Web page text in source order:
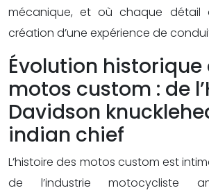
mécanique, et où chaque détail
création d’une expérience de
Évolution historique
motos custom : de
Davidson
indian chief
L’histoire des motos custom est
de l’industrie motocycliste